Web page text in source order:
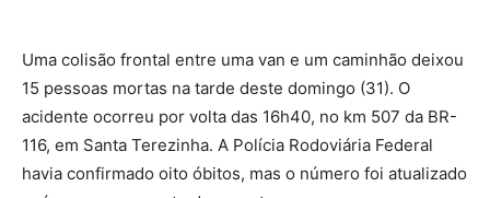
Uma colisão frontal entre uma van e um caminhão deixou
15 pessoas mortas na tarde deste domingo (31). O
acidente ocorreu por volta das 16h40, no km 507 da BR-
116, em Santa Terezinha. A Polícia Rodoviária Federal
havia confirmado oito óbitos, mas o número foi atualizado